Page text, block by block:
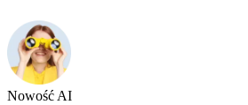
Nowość AI